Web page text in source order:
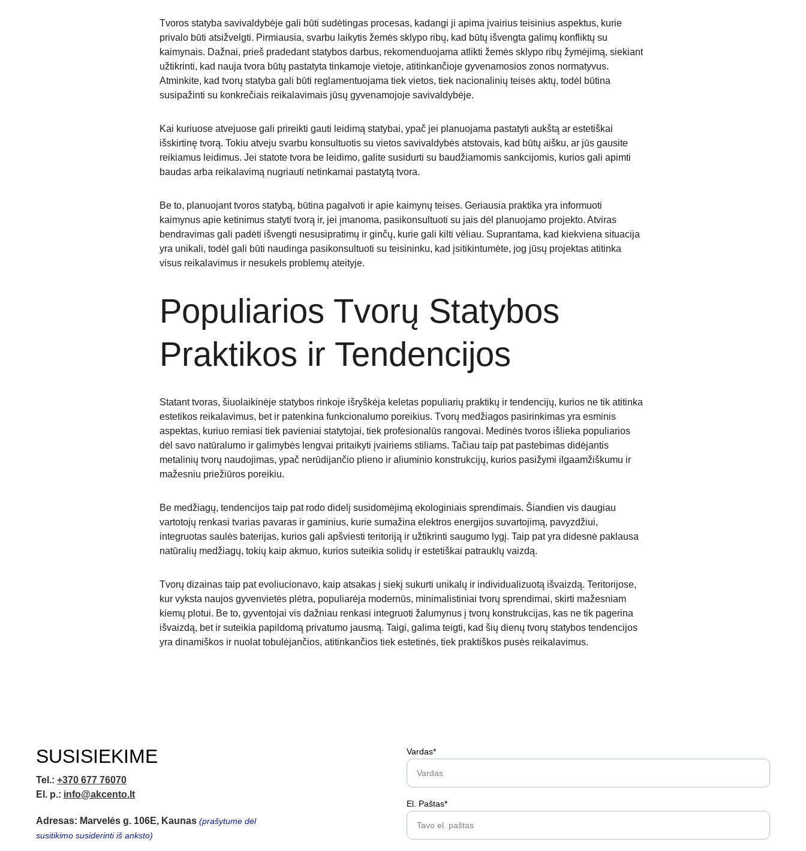
Tvoros statyba savivaldybėje gali būti sudėtingas procesas, kadangi ji apima įvairius teisinius aspektus, kurie
privalo būti atsižvelgti. Pirmiausia, svarbu laikytis žemės sklypo ribų, kad būtų išvengta galimų konfliktų su
kaimynais. Dažnai, prieš pradedant statybos darbus, rekomenduojama atlikti žemės sklypo ribų žymėjimą, siekiant
užtikrinti, kad nauja tvora būtų pastatyta tinkamoje vietoje, atitinkančioje gyvenamosios zonos normatyvus.
Atminkite, kad tvorų statyba gali būti reglamentuojama tiek vietos, tiek nacionalinių teisės aktų, todėl būtina
susipažinti su konkrečiais reikalavimais jūsų gyvenamojoje savivaldybėje.
Kai kuriuose atvejuose gali prireikti gauti leidimą statybai, ypač jei planuojama pastatyti aukštą ar estetiškai
išskirtinę tvorą. Tokiu atveju svarbu konsultuotis su vietos savivaldybės atstovais, kad būtų aišku, ar jūs gausite
reikiamus leidimus. Jei statote tvora be leidimo, galite susidurti su baudžiamomis sankcijomis, kurios gali apimti
baudas arba reikalavimą nugriauti netinkamai pastatytą tvora.
Be to, planuojant tvoros statybą, būtina pagalvoti ir apie kaimynų teises. Geriausia praktika yra informuoti
kaimynus apie ketinimus statyti tvorą ir, jei įmanoma, pasikonsultuoti su jais dėl planuojamo projekto. Atviras
bendravimas gali padėti išvengti nesusipratimų ir ginčų, kurie gali kilti vėliau. Suprantama, kad kiekviena situacija
yra unikali, todėl gali būti naudinga pasikonsultuoti su teisininku, kad įsitikintumėte, jog jūsų projektas atitinka
visus reikalavimus ir nesukels problemų ateityje.
Populiarios Tvorų Statybos
Praktikos ir Tendencijos
Statant tvoras, šiuolaikinėje statybos rinkoje išryškėja keletas populiarių praktikų ir tendencijų, kurios ne tik atitinka
estetikos reikalavimus, bet ir patenkina funkcionalumo poreikius. Tvorų medžiagos pasirinkimas yra esminis
aspektas, kuriuo remiasi tiek pavieniai statytojai, tiek profesionalūs rangovai. Medinės tvoros išlieka populiarios
dėl savo natūralumo ir galimybės lengvai pritaikyti įvairiems stiliams. Tačiau taip pat pastebimas didėjantis
metalinių tvorų naudojimas, ypač nerūdijančio plieno ir aliuminio konstrukcijų, kurios pasižymi ilgaamžiškumu ir
mažesniu priežiūros poreikiu.
Be medžiagų, tendencijos taip pat rodo didelį susidomėjimą ekologiniais sprendimais. Šiandien vis daugiau
vartotojų renkasi tvarias pavaras ir gaminius, kurie sumažina elektros energijos suvartojimą, pavyzdžiui,
integruotas saulės baterijas, kurios gali apšviesti teritoriją ir užtikrinti saugumo lygį. Taip pat yra didesnė paklausa
natūralių medžiagų, tokių kaip akmuo, kurios suteikia solidų ir estetiškai patrauklų vaizdą.
Tvorų dizainas taip pat evoliucionavo, kaip atsakas į siekį sukurti unikalų ir individualizuotą išvaizdą. Teritorijose,
kur vyksta naujos gyvenvietės plėtra, populiarėja modernūs, minimalistiniai tvorų sprendimai, skirti mažesniam
kiemų plotui. Be to, gyventojai vis dažniau renkasi integruoti žalumynus į tvorų konstrukcijas, kas ne tik pagerina
išvaizdą, bet ir suteikia papildomą privatumo jausmą. Taigi, galima teigti, kad šių dienų tvorų statybos tendencijos
yra dinamiškos ir nuolat tobulėjančios, atitinkančios tiek estetinės, tiek praktiškos pusės reikalavimus.
SUSISIEKIME
Adresas: Marvelės g. 106E, Kaunas (prašytume dėl
susitikimo susiderinti iš anksto)
Tel.: +370 677 76070
El. p.: info@akcento.lt
Vardas*
El. Paštas*